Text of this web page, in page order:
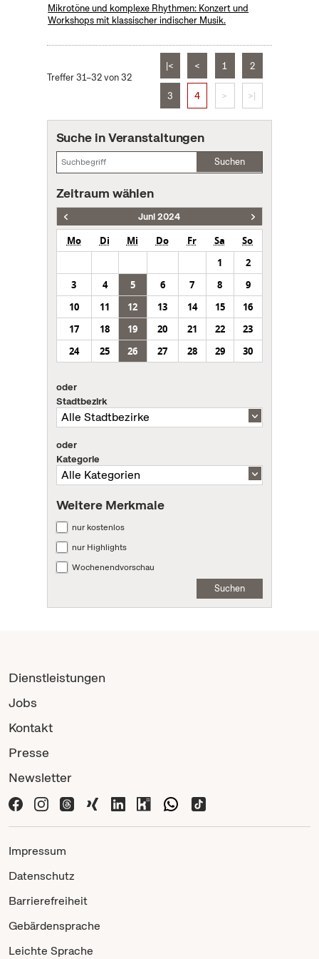
Mikrotöne und komplexe Rhythmen: Konzert und
Workshops mit klassischer indischer Musik.
Treffer 31–32 von 32
|< < 1 2
3 4 > >|
Suche in Veranstaltungen
Suchen
Zeitraum wählen
Juni 2024
Mo Di Mi Do Fr Sa
So
1
2
3
4 5 6 7 8
9
10
11 12 13 14 15
16
17
18 19 20 21 22
23
24
25 26 27 28 29 30
oder
Stadtbezirk
oder
Kategorie
Weitere Merkmale
nur kostenlos
nur Highlights
Wochenendvorschau
Suchen
Dienstleistungen
Jobs
Kontakt
Presse
Newsletter
Impressum
Datenschutz
Barrierefreiheit
Gebärdensprache
Leichte Sprache